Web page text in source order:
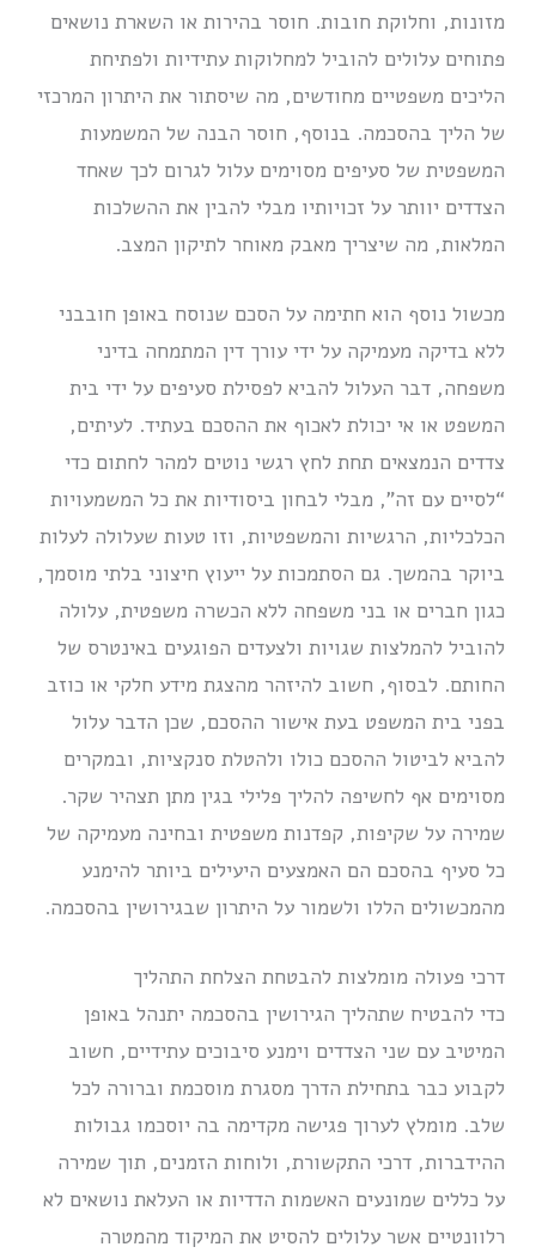
מזונות, וחלוקת חובות. חוסר בהירות או השארת נושאים
פתוחים עלולים להוביל למחלוקות עתידיות ולפתיחת
הליכים משפטיים מחודשים, מה שיסתור את היתרון המרכזי
של הליך בהסכמה. בנוסף, חוסר הבנה של המשמעות
המשפטית של סעיפים מסוימים עלול לגרום לכך שאחד
הצדדים יוותר על זכויותיו מבלי להבין את ההשלכות
המלאות, מה שיצריך מאבק מאוחר לתיקון המצב.
מכשול נוסף הוא חתימה על הסכם שנוסח באופן חובבני
ללא בדיקה מעמיקה על ידי עורך דין המתמחה בדיני
משפחה, דבר העלול להביא לפסילת סעיפים על ידי בית
המשפט או אי יכולת לאכוף את ההסכם בעתיד. לעיתים,
צדדים הנמצאים תחת לחץ רגשי נוטים למהר לחתום כדי
“לסיים עם זה”, מבלי לבחון ביסודיות את כל המשמעויות
הכלכליות, הרגשיות והמשפטיות, וזו טעות שעלולה לעלות
ביוקר בהמשך. גם הסתמכות על ייעוץ חיצוני בלתי מוסמך,
כגון חברים או בני משפחה ללא הכשרה משפטית, עלולה
להוביל להמלצות שגויות ולצעדים הפוגעים באינטרס של
החותם. לבסוף, חשוב להיזהר מהצגת מידע חלקי או כוזב
בפני בית המשפט בעת אישור ההסכם, שכן הדבר עלול
להביא לביטול ההסכם כולו ולהטלת סנקציות, ובמקרים
מסוימים אף לחשיפה להליך פלילי בגין מתן תצהיר שקר.
שמירה על שקיפות, קפדנות משפטית ובחינה מעמיקה של
כל סעיף בהסכם הם האמצעים היעילים ביותר להימנע
מהמכשולים הללו ולשמור על היתרון שבגירושין בהסכמה.
דרכי פעולה מומלצות להבטחת הצלחת התהליך
כדי להבטיח שתהליך הגירושין בהסכמה יתנהל באופן
המיטיב עם שני הצדדים וימנע סיבוכים עתידיים, חשוב
לקבוע כבר בתחילת הדרך מסגרת מוסכמת וברורה לכל
שלב. מומלץ לערוך פגישה מקדימה בה יוסכמו גבולות
ההידברות, דרכי התקשורת, ולוחות הזמנים, תוך שמירה
על כללים שמונעים האשמות הדדיות או העלאת נושאים לא
רלוונטיים אשר עלולים להסיט את המיקוד מהמטרה